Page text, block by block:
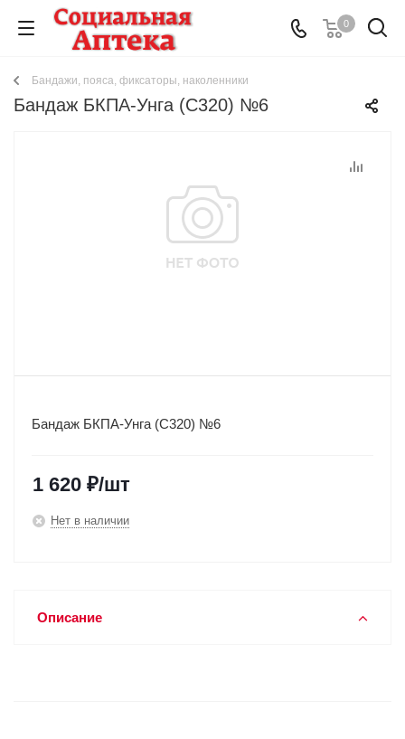
0
Бандажи, пояса, фиксаторы, наколенники
Бандаж БКПА-Унга (С320) №6
Бандаж БКПА-Унга (С320) №6
1 620 ₽/шт
Нет в наличии
Описание